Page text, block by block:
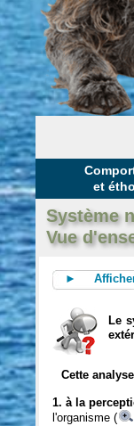
et
Système
Vue
► Afficher
Le
Cette
1. à la
l'organisme (